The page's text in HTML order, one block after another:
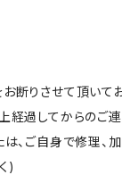
断りさせて頂いてお
経過してからのご
は、ご自身で修理
)